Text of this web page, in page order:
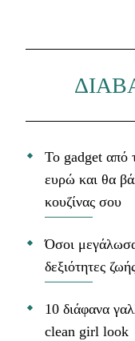
Το gadget από
ευρώ και θα
κουζίνας σου
Όσοι
δεξιότητες
10 διάφανα
clean girl look